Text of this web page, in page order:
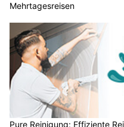
Mehrtagesreisen
Pure Reinigung: Effiziente